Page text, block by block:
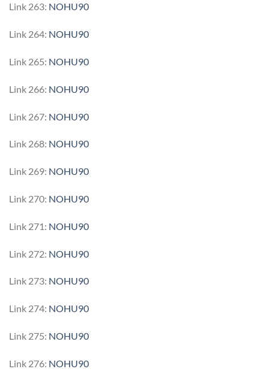
Link 263: NOHU90
Link 264: NOHU90
Link 265: NOHU90
Link 266: NOHU90
Link 267: NOHU90
Link 268: NOHU90
Link 269: NOHU90
Link 270: NOHU90
Link 271: NOHU90
Link 272: NOHU90
Link 273: NOHU90
Link 274: NOHU90
Link 275: NOHU90
Link 276: NOHU90